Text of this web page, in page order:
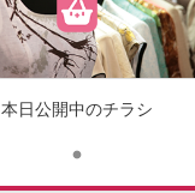
本日公開中のチラシ